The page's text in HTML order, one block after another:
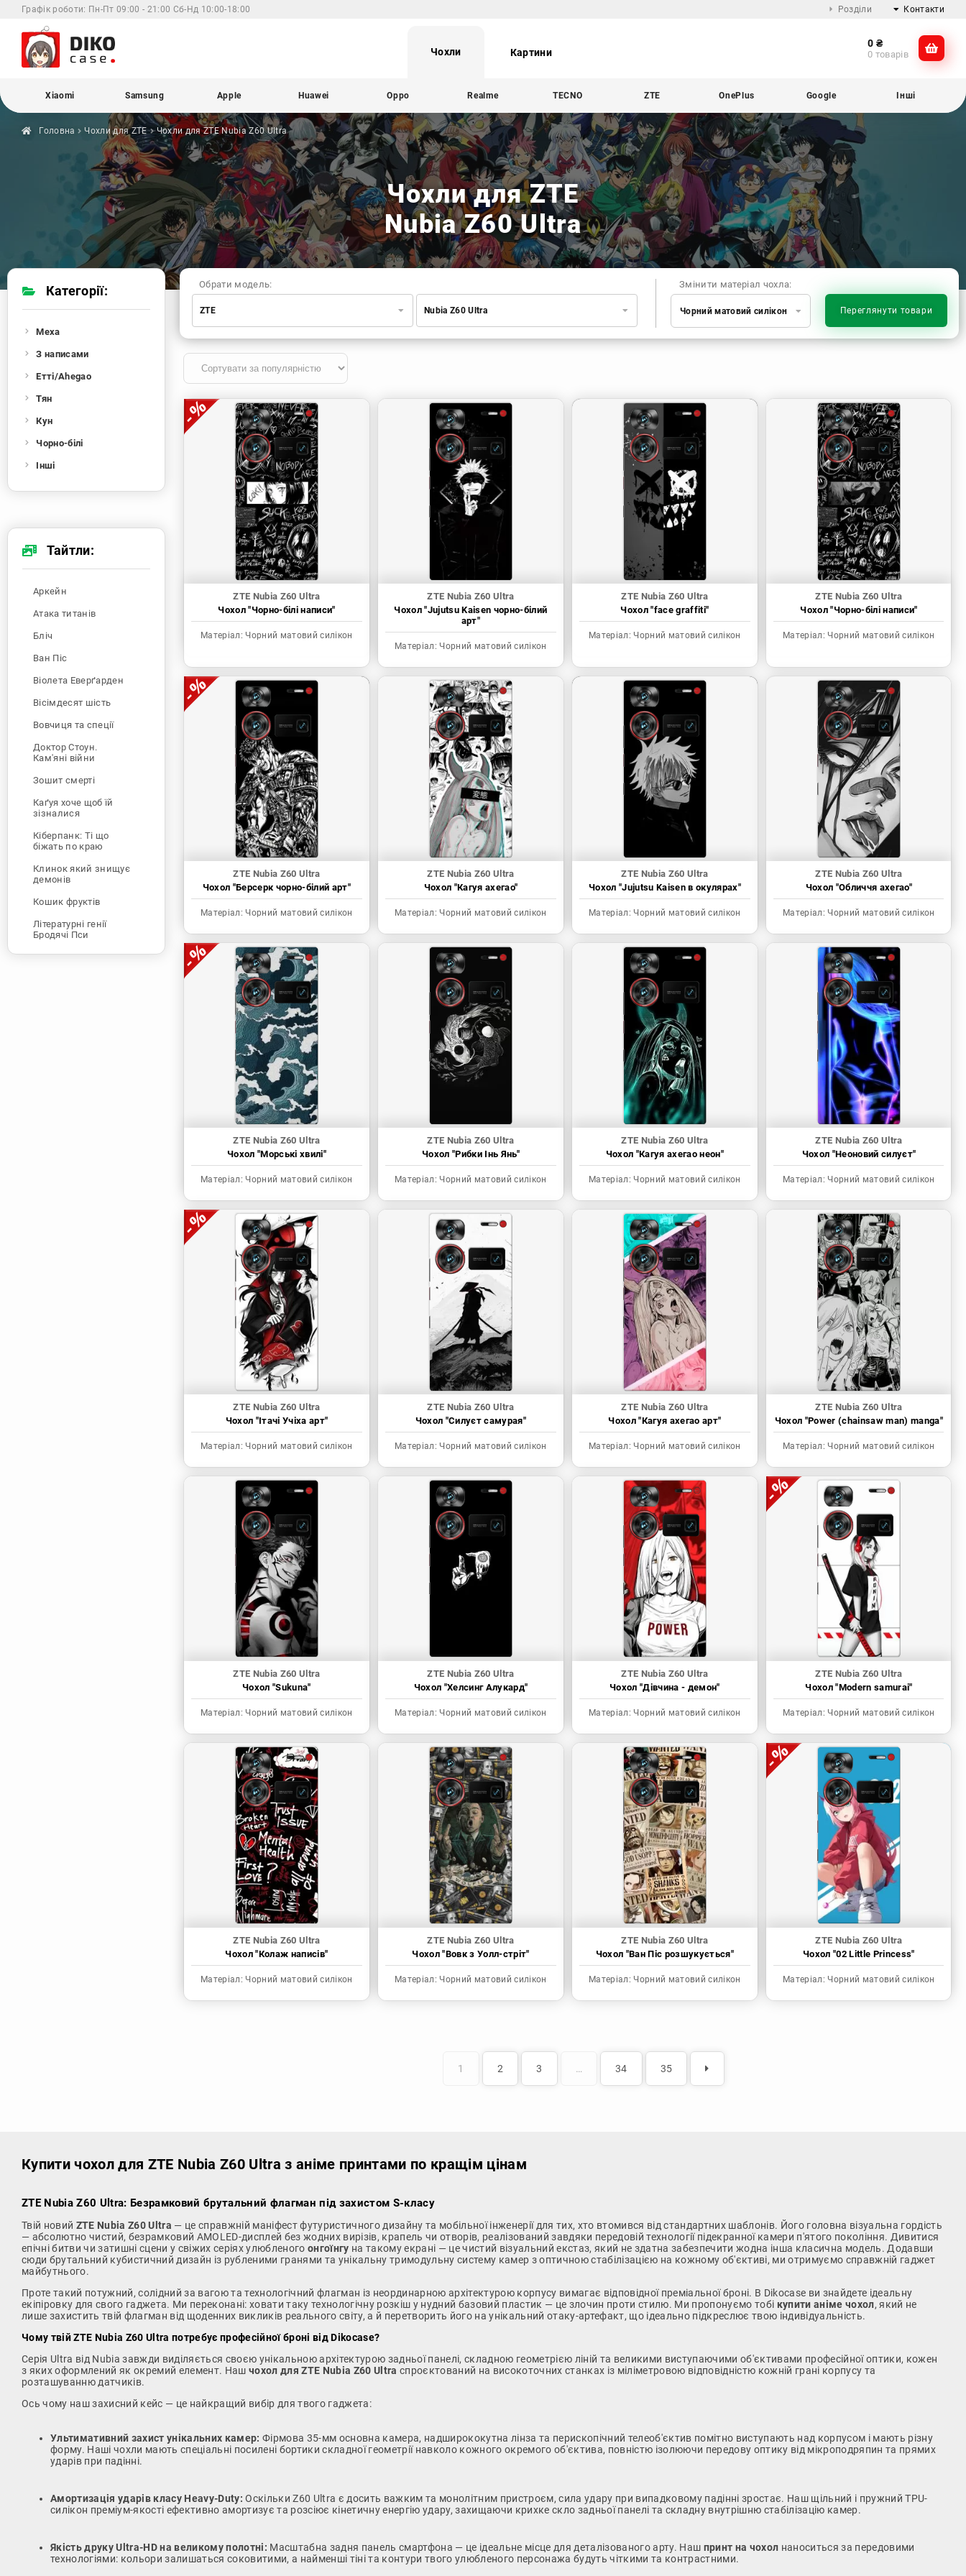
Графік роботи: Пн-Пт 09:00 - 21:00 Сб-Нд 10:00-18:00 Розділи Контакти
@dikocase
Чохли Картини
0 ₴
0 товарів
Xiaomi Samsung Apple Huawei Oppo Realme TECNO ZTE OnePlus Google Інші
Головна Чохли дляZTE Чохли для ZTENubia Z60 Ultra
Чохли для ZTE
Nubia Z60 Ultra
Змінити матеріал чохла:
Чорний матовий силікон Переглянути товари
Обрати модель:
ZTE
Samsung
Huawei
Realme
TECNO
OnePlus
Google
Infinix
Sony
Motorola
Nubia Z60 Ultra
ZTE Nubia Z60 Ultra
Чохол "Чорно-білі написи"
Матеріал: Чорний матовий силікон
ZTE Nubia Z60 Ultra
Чохол "Jujutsu Kaisen чорно-білий
арт"
Матеріал: Чорний матовий силікон
ZTE Nubia Z60 Ultra
Чохол "face graffiti"
Матеріал: Чорний матовий силікон
ZTE Nubia Z60 Ultra
Чохол "Чорно-білі написи"
Матеріал: Чорний матовий силікон
ZTE Nubia Z60 Ultra
Чохол "Берсерк чорно-білий арт"
Матеріал: Чорний матовий силікон
ZTE Nubia Z60 Ultra
Чохол "Кагуя ахегао"
Матеріал: Чорний матовий силікон
ZTE Nubia Z60 Ultra
Чохол "Jujutsu Kaisen в окулярах"
Матеріал: Чорний матовий силікон
ZTE Nubia Z60 Ultra
Чохол "Обличчя ахегао"
Матеріал: Чорний матовий силікон
ZTE Nubia Z60 Ultra
Чохол "Морські хвилі"
Матеріал: Чорний матовий силікон
ZTE Nubia Z60 Ultra
Чохол "Рибки Інь Янь"
Матеріал: Чорний матовий силікон
ZTE Nubia Z60 Ultra
Чохол "Кагуя ахегао неон"
Матеріал: Чорний матовий силікон
ZTE Nubia Z60 Ultra
Чохол "Неоновий силуєт"
Матеріал: Чорний матовий силікон
ZTE Nubia Z60 Ultra
Чохол "Ітачі Учіха арт"
Матеріал: Чорний матовий силікон
ZTE Nubia Z60 Ultra
Чохол "Силуєт самурая"
Матеріал: Чорний матовий силікон
ZTE Nubia Z60 Ultra
Чохол "Кагуя ахегао арт"
Матеріал: Чорний матовий силікон
ZTE Nubia Z60 Ultra
Чохол "Power (chainsaw man) manga"
Матеріал: Чорний матовий силікон
ZTE Nubia Z60 Ultra
Чохол "Sukuna"
Матеріал: Чорний матовий силікон
ZTE Nubia Z60 Ultra
Чохол "Хелсинг Алукард"
Матеріал: Чорний матовий силікон
ZTE Nubia Z60 Ultra
Чохол "Дівчина - демон"
Матеріал: Чорний матовий силікон
ZTE Nubia Z60 Ultra
Чохол "Modern samurai"
Матеріал: Чорний матовий силікон
ZTE Nubia Z60 Ultra
Чохол "Колаж написів"
Матеріал: Чорний матовий силікон
ZTE Nubia Z60 Ultra
Чохол "Вовк з Уолл-стріт"
Матеріал: Чорний матовий силікон
ZTE Nubia Z60 Ultra
Чохол "Ван Піс розшукується"
Матеріал: Чорний матовий силікон
ZTE Nubia Z60 Ultra
Чохол "02 Little Princess"
Матеріал: Чорний матовий силікон
1 2 3 … 34 35
Категорії:
Меха
З написами
Етті/Ahegao
Тян
Кун
Чорно-білі
Інші
Тайтли:
Аркейн
Атака титанів
Бліч
Ван Піс
Віолета Еверґарден
Вісімдесят шість
Вовчиця та спеції
Доктор Стоун.
Кам'яні війни
Зошит смерті
Каґуя хоче щоб їй
зізналися
Кіберпанк: Ті що
біжать по краю
Клинок який знищує
демонів
Кошик фруктів
Літературні генії
Бродячі Пси
Людина-бензопила
Купити чохол для ZTE Nubia Z60 Ultra з аніме принтами по кращім цінам
ZTE Nubia Z60 Ultra: Безрамковий брутальний флагман під захистом S-класу
Твій новий ZTE Nubia Z60 Ultra — це справжній маніфест футуристичного дизайну та мобільної інженерії для тих, хто втомився від стандартних шаблонів. Його головна візуальна гордість
— абсолютно чистий, безрамковий AMOLED-дисплей без жодних вирізів, крапель чи отворів, реалізований завдяки передовій технології підекранної камери п'ятого покоління. Дивитися
епічні битви чи затишні сцени у свіжих серіях улюбленогоонгоїнгу на такому екрані — це чистий візуальний екстаз, який не здатна забезпечити жодна інша класична модель. Додавши
сюди брутальний кубистичний дизайн із рубленими гранями та унікальну тримодульну систему камер з оптичною стабілізацією на кожному об'єктиві, ми отримуємо справжній гаджет
майбутнього.
Проте такий потужний, солідний за вагою та технологічний флагман із неординарною архітектурою корпусу вимагає відповідної преміальної броні. В Dikocase ви знайдете ідеальну
екіпіровку для свого гаджета. Ми переконані: ховати таку технологічну розкіш у нудний базовий пластик — це злочин проти стилю. Ми пропонуємо тобі купити аніме чохол, який не
лише захистить твій флагман від щоденних викликів реального світу, а й перетворить його на унікальний отаку-артефакт, що ідеально підкреслює твою індивідуальність.
Чому твій ZTE Nubia Z60 Ultra потребує професійної броні від Dikocase?
Серія Ultra від Nubia завжди виділяється своєю унікальною архітектурою задньої панелі, складною геометрією ліній та великими виступаючими об'єктивами професійної оптики, кожен
з яких оформлений як окремий елемент. Наш чохол для ZTE Nubia Z60 Ultra спроєктований на високоточних станках із міліметровою відповідністю кожній грані корпусу та
розташуванню датчиків.
Ось чому наш захисний кейс — це найкращий вибір для твого гаджета:
Ультимативний захист унікальних камер: Фірмова 35-мм основна камера, надширококутна лінза та перископічний телеоб'єктив помітно виступають над корпусом і мають різну
форму. Наші чохли мають спеціальні посилені бортики складної геометрії навколо кожного окремого об'єктива, повністю ізолюючи передову оптику від мікроподряпин та прямих
ударів при падінні.
Амортизація ударів класу Heavy-Duty: Оскільки Z60 Ultra є досить важким та монолітним пристроєм, сила удару при випадковому падінні зростає. Наш щільний і пружний TPU-
силікон преміум-якості ефективно амортизує та розсіює кінетичну енергію удару, захищаючи крихке скло задньої панелі та складну внутрішню стабілізацію камер.
Якість друку Ultra-HD на великому полотні: Масштабна задня панель смартфона — це ідеальне місце для деталізованого арту. Наш принт на чохол наноситься за передовими
технологіями: кольори залишаться соковитими, а найменші тіні та контури твого улюбленого персонажа будуть чіткими та контрастними.